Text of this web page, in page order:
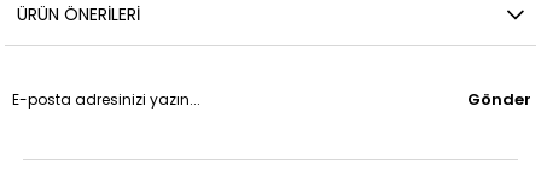
ÜRÜN ÖNERILERI
Gönder